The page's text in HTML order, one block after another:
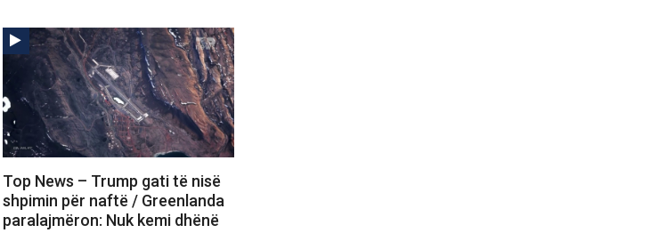
Top News – Trump gati të nisë
shpimin për naftë / Greenlanda
paralajmëron: Nuk kemi dhënë